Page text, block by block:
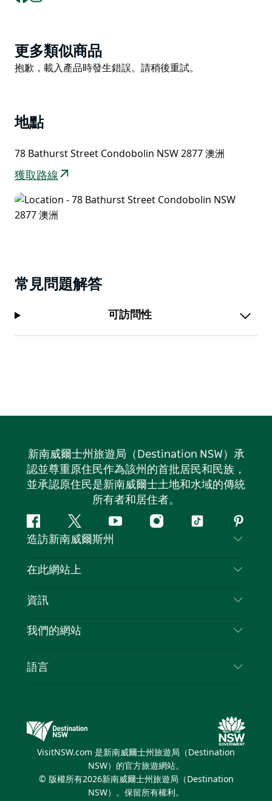
Product
List
更多類似商品
Product
抱歉，載入產品時發生錯誤。請稍後重試。
地點
78 Bathurst Street Condobolin NSW 2877 澳洲
獲取路線
常見問題解答
可訪問性
新南威爾士州旅遊局（Destination NSW）承
認並尊重原住民作為該州的首批居民和民族，
並承認原住民是新南威爾士土地和水域的傳統
所有者和居住者。
Facebook嘰
嘰
喳
Youtube Instagram
抖
造訪新南威爾斯州
聯絡我們
隱私
Cookie 通知
在此網站上
目的地
新南威爾士州公路旅行
活動
資訊
旅行資訊
新南威爾士州的商業
我們的網站
新南威爾士州旅遊局（Destination NSW）媒體中
繽紛雪梨燈光音樂節
語言
VisitNSW.com 是新南威爾士州旅遊局（Destination
NSW）的官方旅遊網站。
© 版權所有2026新南威爾士州旅遊局（Destination
NSW）。保留所有權利。